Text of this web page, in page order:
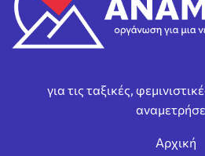
για τις ταξικές,
Αρχική